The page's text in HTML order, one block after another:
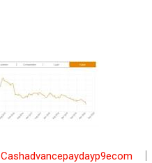
Cashadvancepaydayp9ecom